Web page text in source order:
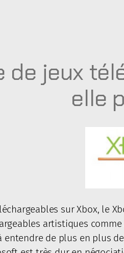
de jeux
elle
sur Xbox, le
artistiques comme
entendre de plus en plus